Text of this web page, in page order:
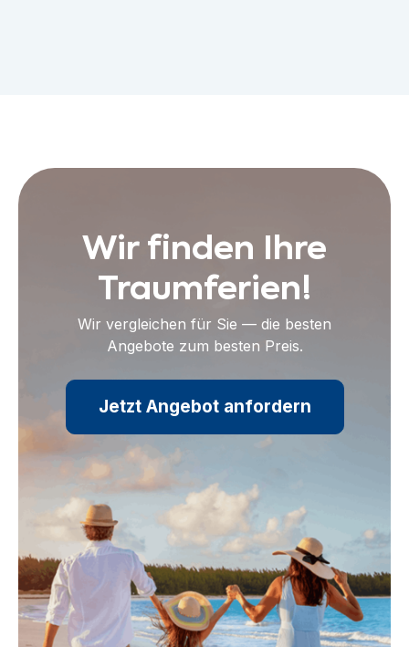
Wir finden Ihre
Traumferien!
Wir vergleichen für Sie — die besten
Angebote zum besten Preis.
Jetzt Angebot anfordern